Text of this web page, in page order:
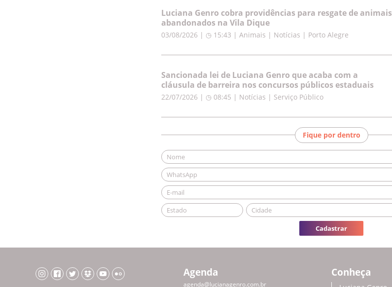
Luciana Genro cobra providências para resgate de animais
abandonados na Vila Dique
03/08/2026 | ◷ 15:43 | Animais | Notícias | Porto Alegre
Sancionada lei de Luciana Genro que acaba com a
cláusula de barreira nos concursos públicos estaduais
22/07/2026 | ◷ 08:45 | Notícias | Serviço Público
Fique por dentro
Cadastrar
Agenda
agenda@lucianagenro.com.br
Conheça